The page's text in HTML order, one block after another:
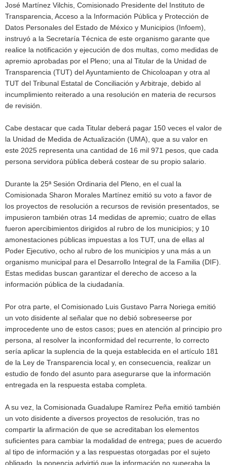
José Martínez Vilchis, Comisionado Presidente del Instituto de
Transparencia, Acceso a la Información Pública y Protección de
Datos Personales del Estado de México y Municipios (Infoem),
instruyó a la Secretaría Técnica de este organismo garante que
realice la notificación y ejecución de dos multas, como medidas de
apremio aprobadas por el Pleno; una al Titular de la Unidad de
Transparencia (TUT) del Ayuntamiento de Chicoloapan y otra al
TUT del Tribunal Estatal de Conciliación y Arbitraje, debido al
incumplimiento reiterado a una resolución en materia de recursos
de revisión.
Cabe destacar que cada Titular deberá pagar 150 veces el valor de
la Unidad de Medida de Actualización (UMA), que a su valor en
este 2025 representa una cantidad de 16 mil 971 pesos, que cada
persona servidora pública deberá costear de su propio salario.
Durante la 25ª Sesión Ordinaria del Pleno, en el cual la
Comisionada Sharon Morales Martínez emitió su voto a favor de
los proyectos de resolución a recursos de revisión presentados, se
impusieron también otras 14 medidas de apremio; cuatro de ellas
fueron apercibimientos dirigidos al rubro de los municipios; y 10
amonestaciones públicas impuestas a los TUT, una de ellas al
Poder Ejecutivo, ocho al rubro de los municipios y una más a un
organismo municipal para el Desarrollo Integral de la Familia (DIF).
Estas medidas buscan garantizar el derecho de acceso a la
información pública de la ciudadanía.
Por otra parte, el Comisionado Luis Gustavo Parra Noriega emitió
un voto disidente al señalar que no debió sobreseerse por
improcedente uno de estos casos; pues en atención al principio pro
persona, al resolver la inconformidad del recurrente, lo correcto
sería aplicar la suplencia de la queja establecida en el artículo 181
de la Ley de Transparencia local y, en consecuencia, realizar un
estudio de fondo del asunto para asegurarse que la información
entregada en la respuesta estaba completa.
A su vez, la Comisionada Guadalupe Ramírez Peña emitió también
un voto disidente a diversos proyectos de resolución, tras no
compartir la afirmación de que se acreditaban los elementos
suficientes para cambiar la modalidad de entrega; pues de acuerdo
al tipo de información y a las respuestas otorgadas por el sujeto
obligado, la ponencia advirtió que la información no superaba la